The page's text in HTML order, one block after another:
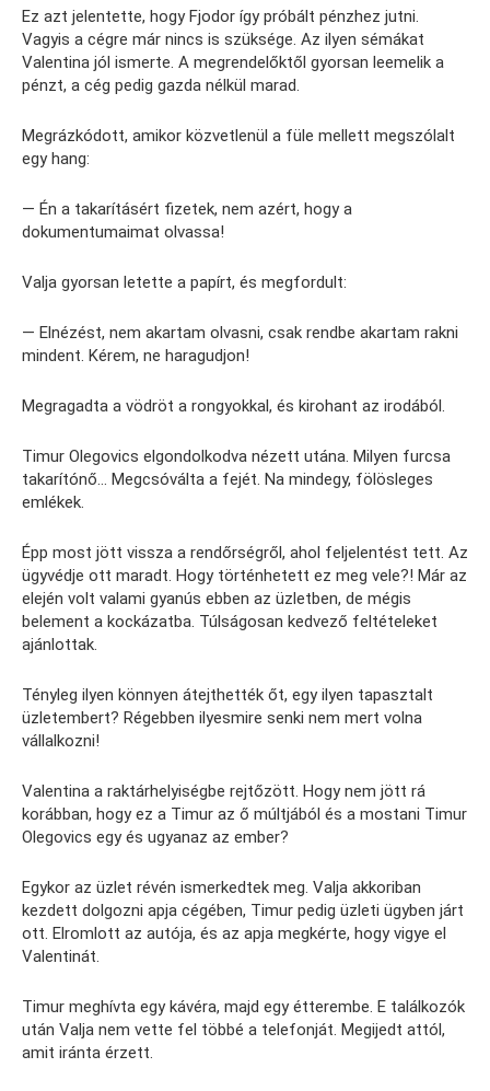
Ez azt jelentette, hogy Fjodor így próbált pénzhez jutni.
Vagyis a cégre már nincs is szüksége. Az ilyen sémákat
Valentina jól ismerte. A megrendelőktől gyorsan leemelik a
pénzt, a cég pedig gazda nélkül marad.
Megrázkódott, amikor közvetlenül a füle mellett megszólalt
egy hang:
— Én a takarításért fizetek, nem azért, hogy a
dokumentumaimat olvassa!
Valja gyorsan letette a papírt, és megfordult:
— Elnézést, nem akartam olvasni, csak rendbe akartam rakni
mindent. Kérem, ne haragudjon!
Megragadta a vödröt a rongyokkal, és kirohant az irodából.
Timur Olegovics elgondolkodva nézett utána. Milyen furcsa
takarítónő… Megcsóválta a fejét. Na mindegy, fölösleges
emlékek.
Épp most jött vissza a rendőrségről, ahol feljelentést tett. Az
ügyvédje ott maradt. Hogy történhetett ez meg vele?! Már az
elején volt valami gyanús ebben az üzletben, de mégis
belement a kockázatba. Túlságosan kedvező feltételeket
ajánlottak.
Tényleg ilyen könnyen átejthették őt, egy ilyen tapasztalt
üzletembert? Régebben ilyesmire senki nem mert volna
vállalkozni!
Valentina a raktárhelyiségbe rejtőzött. Hogy nem jött rá
korábban, hogy ez a Timur az ő múltjából és a mostani Timur
Olegovics egy és ugyanaz az ember?
Egykor az üzlet révén ismerkedtek meg. Valja akkoriban
kezdett dolgozni apja cégében, Timur pedig üzleti ügyben járt
ott. Elromlott az autója, és az apja megkérte, hogy vigye el
Valentinát.
Timur meghívta egy kávéra, majd egy étterembe. E találkozók
után Valja nem vette fel többé a telefonját. Megijedt attól,
amit iránta érzett.